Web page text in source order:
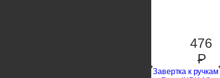
476
P
Завертка к ручкам